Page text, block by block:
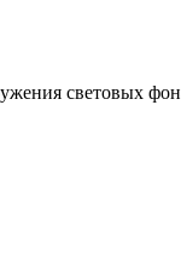
световых